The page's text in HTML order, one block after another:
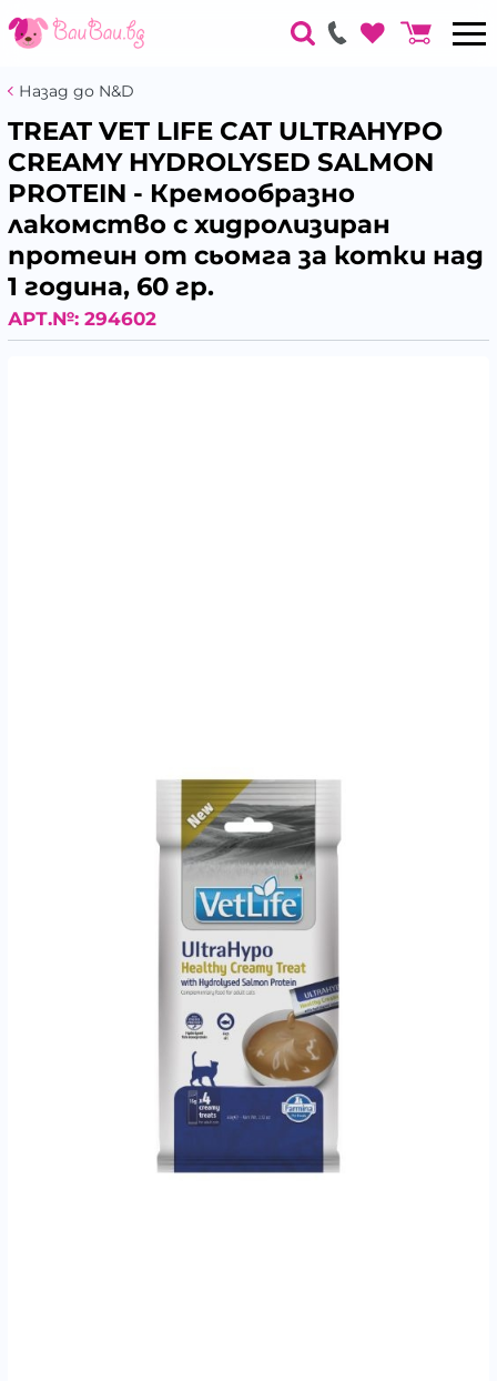
Назад до N&D
TREAT VET LIFE CAT ULTRAHYPO
CREAMY HYDROLYSED SALMON
PROTEIN - Кремообразно
лакомство с хидролизиран
протеин от сьомга за котки над
1 година, 60 гр.
АРТ.№: 294602